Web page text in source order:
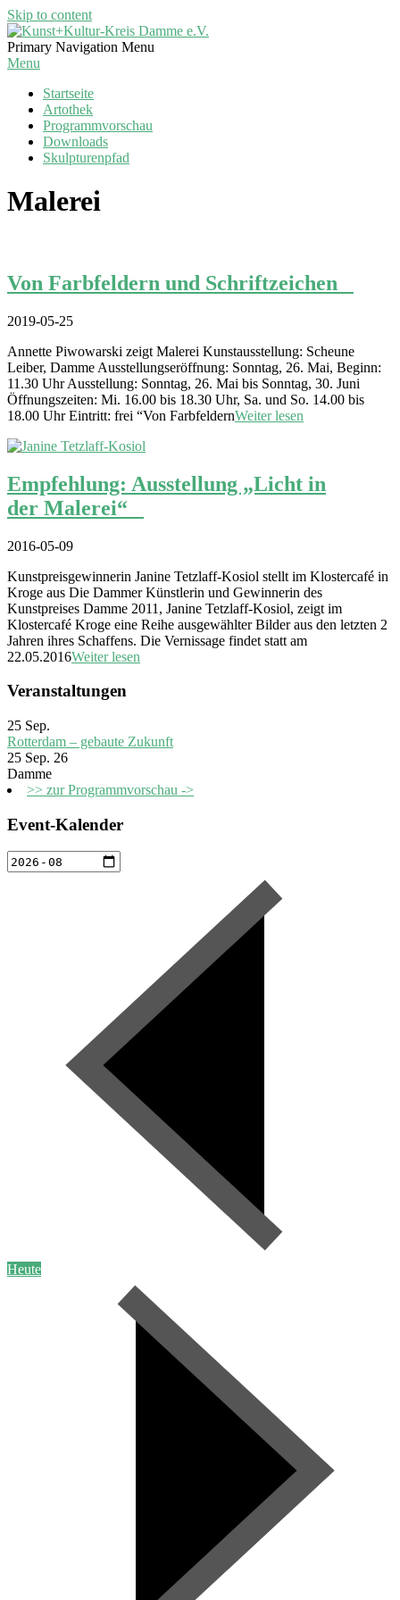
Skip to content
Kunst+Kultur-
Kreis
Primary Navigation Menu
Menu
Startseite
Artothek
Programmvorschau
Downloads
Skulpturenpfad
Malerei
Von Farbfeldern und Schriftzeichen
2019-05-25
Annette Piwowarski zeigt Malerei Kunstausstellung: Scheune
Leiber, Damme Ausstellungseröffnung: Sonntag, 26. Mai, Beginn:
11.30 Uhr Ausstellung: Sonntag, 26. Mai bis Sonntag, 30. Juni
Öffnungszeiten: Mi. 16.00 bis 18.30 Uhr, Sa. und So. 14.00 bis
18.00 Uhr Eintritt: frei “Von FarbfeldernWeiter lesen
Empfehlung: Ausstellung „Licht in
der Malerei“
2016-05-09
Kunstpreisgewinnerin Janine Tetzlaff-Kosiol stellt im Klostercafé in
Kroge aus Die Dammer Künstlerin und Gewinnerin des
Kunstpreises Damme 2011, Janine Tetzlaff-Kosiol, zeigt im
Klostercafé Kroge eine Reihe ausgewählter Bilder aus den letzten 2
Jahren ihres Schaffens. Die Vernissage findet statt am
22.05.2016Weiter lesen
Veranstaltungen
25 Sep.
Rotterdam – gebaute Zukunft
25 Sep. 26
Damme
>> zur Programmvorschau ->
Event-Kalender
Heute